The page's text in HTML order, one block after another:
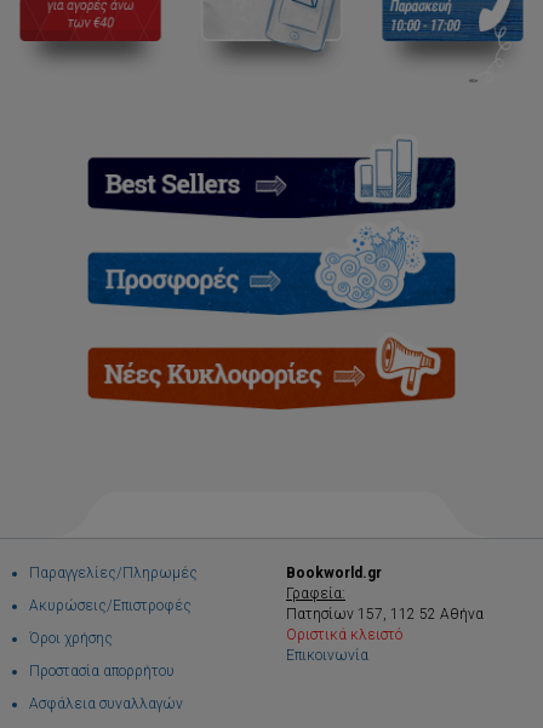
Παραγγελίες/Πληρωμές
Ακυρώσεις/Επιστροφές
Όροι χρήσης
Προστασία απορρήτου
Ασφάλεια συναλλαγών
Bookworld.gr
Γραφεία:
Πατησίων 157, 112 52 Αθήνα
Οριστικά κλειστό
Επικοινωνία